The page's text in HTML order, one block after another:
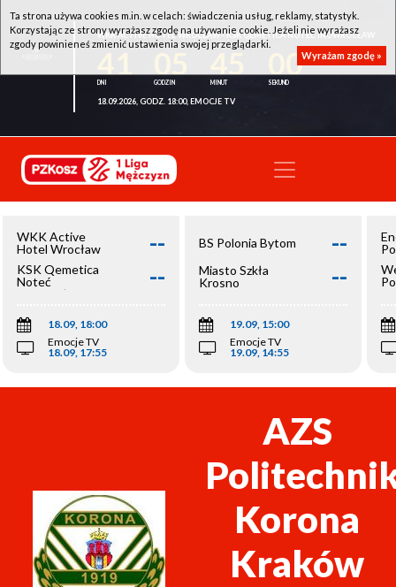
WKK ACTIVE HOTEL WROCŁAW - KSK QEMETICA NOTEĆ INOWROCŁAW
00
18.09.2026, GODZ. 18:00, EMOCJE TV
WKK Active
Hotel Wrocław
--
KSK Qemetica
Noteć
Inowrocław
--
18.09, 18:00
Emocje TV
18.09, 17:55
BS Polonia Bytom --
Miasto Szkła
Krosno
--
19.09, 15:00
Emocje TV
19.09, 14:55
AZS
Korona
Kraków
Ta strona używa cookies m.in. w celach: świadczenia usług, reklamy, statystyk.
Korzystając ze strony wyrażasz zgodę na używanie cookie. Jeżeli nie wyrażasz
zgody powinieneś zmienić ustawienia swojej przeglądarki.
Wyrażam zgodę »